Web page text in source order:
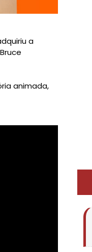
a
animada,